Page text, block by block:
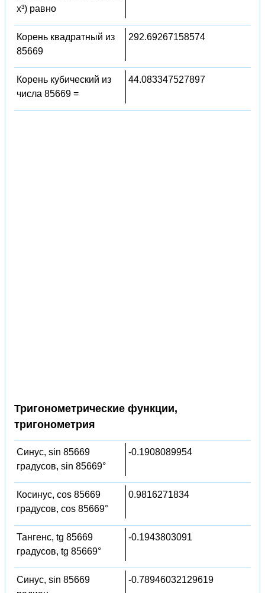
x³) равно
Корень квадратный из
85669
292.69267158574
Корень кубический из
числа 85669 =
44.083347527897
Тригонометрические функции,
тригонометрия
Синус, sin 85669
градусов, sin 85669°
-0.1908089954
Косинус, cos 85669
градусов, cos 85669°
0.9816271834
Тангенс, tg 85669
градусов, tg 85669°
-0.1943803091
Синус, sin 85669
-0.78946032129619